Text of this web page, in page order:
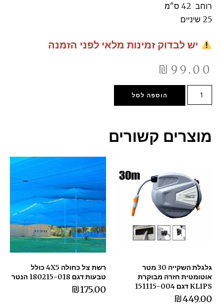
רוחב 42 ס"מ
25 שיניים
יש לבדוק זמינות מלאי לפני הזמנה
₪ 99.00
הוספה לסל
מוצרים קשורים
גלגלת השקייה 30 מטר
אוטומטית חזרה מבוקרת
KLIPS דגם 151115-004
₪449.00
רשת צל כחולה 4X5 כולל
טבעות דגם 180215-018 הנטר
₪175.00